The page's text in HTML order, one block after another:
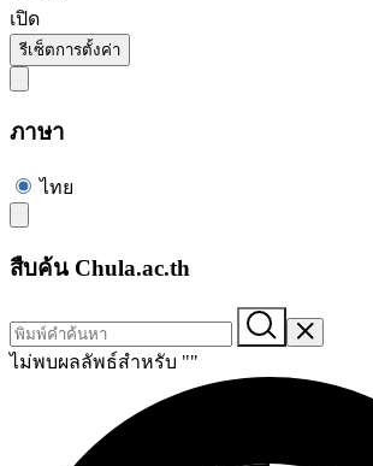
เปิด
รีเซ็ตการตั้งค่า
ภาษา
ไทย
สืบค้น Chula.ac.th
ไม่พบผลลัพธ์สำหรับ ""